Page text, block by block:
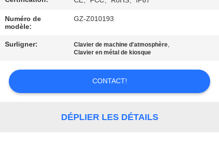
CONTACTEZ-
NOUS
UNE
CITATION
Numéro de
modèle:
GZ-Z010193
Surligner: Clavier de machine d'atmosphère,
Clavier en métal de kiosque
CONTACT!
DÉPLIER LES DÉTAILS